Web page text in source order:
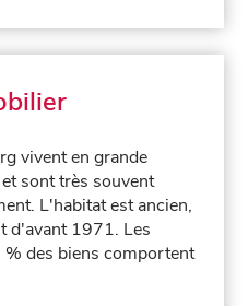
vivent en grande
sont très souvent
L'habitat est ancien,
d'avant 1971. Les
des biens comportent